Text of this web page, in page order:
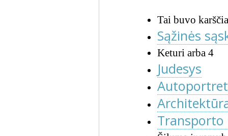
Tai buvo
Sąžinės
Keturi arba 4
Judesys